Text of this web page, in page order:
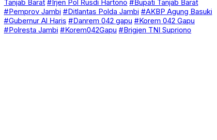
Tanjab Barat #Irjen Pol Rusdi Hartono #Bupati Tanjab Barat
#Pemprov Jambi #Ditlantas Polda Jambi #AKBP Agung Basuki
#Gubernur Al Haris #Danrem 042 gapu #Korem 042 Gapu
#Polresta Jambi #Korem042Gapu #Brigjen TNI Supriono